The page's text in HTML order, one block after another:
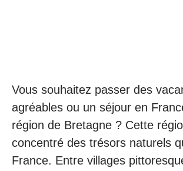
Vous souhaitez passer des
agréables ou un séjour en
région de Bretagne ? Cette
concentré des trésors naturels
France. Entre villages